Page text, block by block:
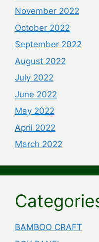
November 2022
October 2022
September 2022
August 2022
July 2022
June 2022
May 2022
April 2022
March 2022
BAMBOO CRAFT